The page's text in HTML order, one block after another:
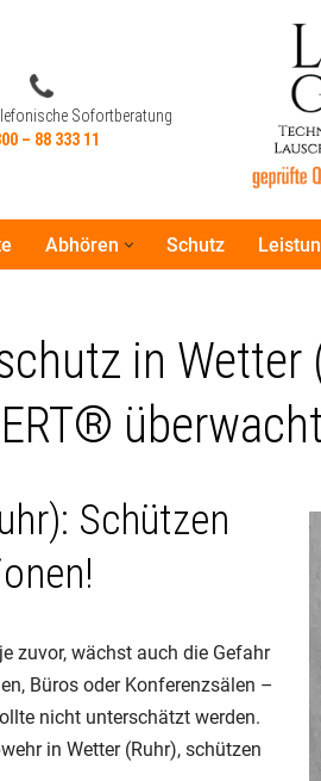
Sofortberatung
– 88 333 11
Sofortberatung
Abhören Schutz
in
Schützen
zuvor, wächst auch die Gefahr
Büros oder Konferenzsälen –
nicht unterschätzt werden.
in Wetter (Ruhr), schützen